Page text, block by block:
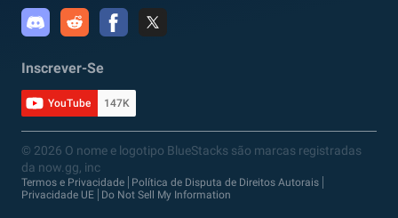
Inscrever-Se
YouTube 147K
© 2026 O nome e logotipo BlueStacks são marcas registradas
da now.gg, inc
Termos e Privacidade
Política de Disputa de Direitos Autorais
Privacidade UE
Do Not Sell My Information